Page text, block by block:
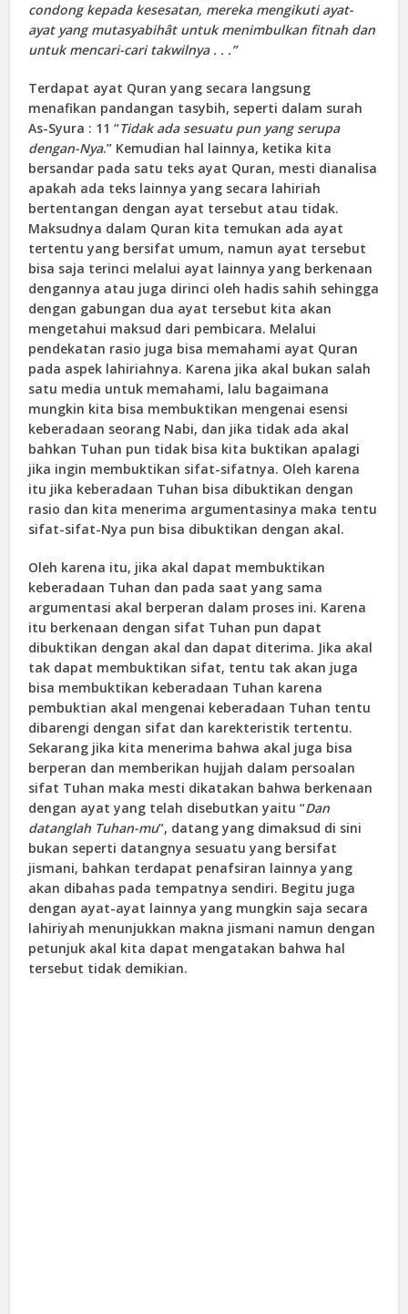
condong kepada kesesatan, mereka mengikuti ayat-
ayat yang mutasyabihât untuk menimbulkan fitnah dan
untuk mencari-cari takwilnya . . .”
Terdapat ayat Quran yang secara langsung
menafikan pandangan tasybih, seperti dalam surah
As-Syura : 11 “Tidak ada sesuatu pun yang serupa
dengan-Nya.” Kemudian hal lainnya, ketika kita
bersandar pada satu teks ayat Quran, mesti dianalisa
apakah ada teks lainnya yang secara lahiriah
bertentangan dengan ayat tersebut atau tidak.
Maksudnya dalam Quran kita temukan ada ayat
tertentu yang bersifat umum, namun ayat tersebut
bisa saja terinci melalui ayat lainnya yang berkenaan
dengannya atau juga dirinci oleh hadis sahih sehingga
dengan gabungan dua ayat tersebut kita akan
mengetahui maksud dari pembicara. Melalui
pendekatan rasio juga bisa memahami ayat Quran
pada aspek lahiriahnya. Karena jika akal bukan salah
satu media untuk memahami, lalu bagaimana
mungkin kita bisa membuktikan mengenai esensi
keberadaan seorang Nabi, dan jika tidak ada akal
bahkan Tuhan pun tidak bisa kita buktikan apalagi
jika ingin membuktikan sifat-sifatnya. Oleh karena
itu jika keberadaan Tuhan bisa dibuktikan dengan
rasio dan kita menerima argumentasinya maka tentu
sifat-sifat-Nya pun bisa dibuktikan dengan akal.
Oleh karena itu, jika akal dapat membuktikan
keberadaan Tuhan dan pada saat yang sama
argumentasi akal berperan dalam proses ini. Karena
itu berkenaan dengan sifat Tuhan pun dapat
dibuktikan dengan akal dan dapat diterima. Jika akal
tak dapat membuktikan sifat, tentu tak akan juga
bisa membuktikan keberadaan Tuhan karena
pembuktian akal mengenai keberadaan Tuhan tentu
dibarengi dengan sifat dan karekteristik tertentu.
Sekarang jika kita menerima bahwa akal juga bisa
berperan dan memberikan hujjah dalam persoalan
sifat Tuhan maka mesti dikatakan bahwa berkenaan
dengan ayat yang telah disebutkan yaitu “Dan
datanglah Tuhan-mu”, datang yang dimaksud di sini
bukan seperti datangnya sesuatu yang bersifat
jismani, bahkan terdapat penafsiran lainnya yang
akan dibahas pada tempatnya sendiri. Begitu juga
dengan ayat-ayat lainnya yang mungkin saja secara
lahiriyah menunjukkan makna jismani namun dengan
petunjuk akal kita dapat mengatakan bahwa hal
tersebut tidak demikian.